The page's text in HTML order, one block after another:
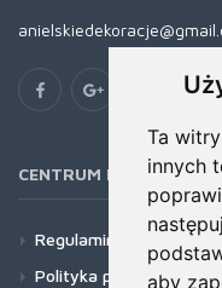
Ta
innych
aby
CENTRUM POMOCY
Regulamin
Polityka prywatności